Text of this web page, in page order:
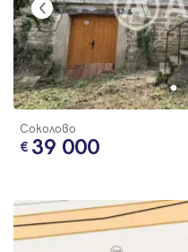
Соколово
39 000